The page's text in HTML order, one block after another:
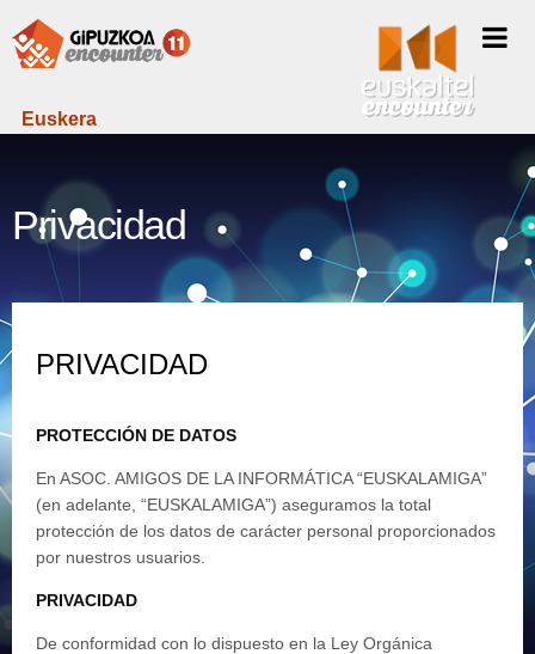
Euskera
Privacidad
PRIVACIDAD
PROTECCIÓN DE DATOS
En ASOC. AMIGOS DE LA INFORMÁTICA “EUSKALAMIGA”
(en adelante, “EUSKALAMIGA”) aseguramos la total
protección de los datos de carácter personal proporcionados
por nuestros usuarios.
PRIVACIDAD
De conformidad con lo dispuesto en la Ley Orgánica